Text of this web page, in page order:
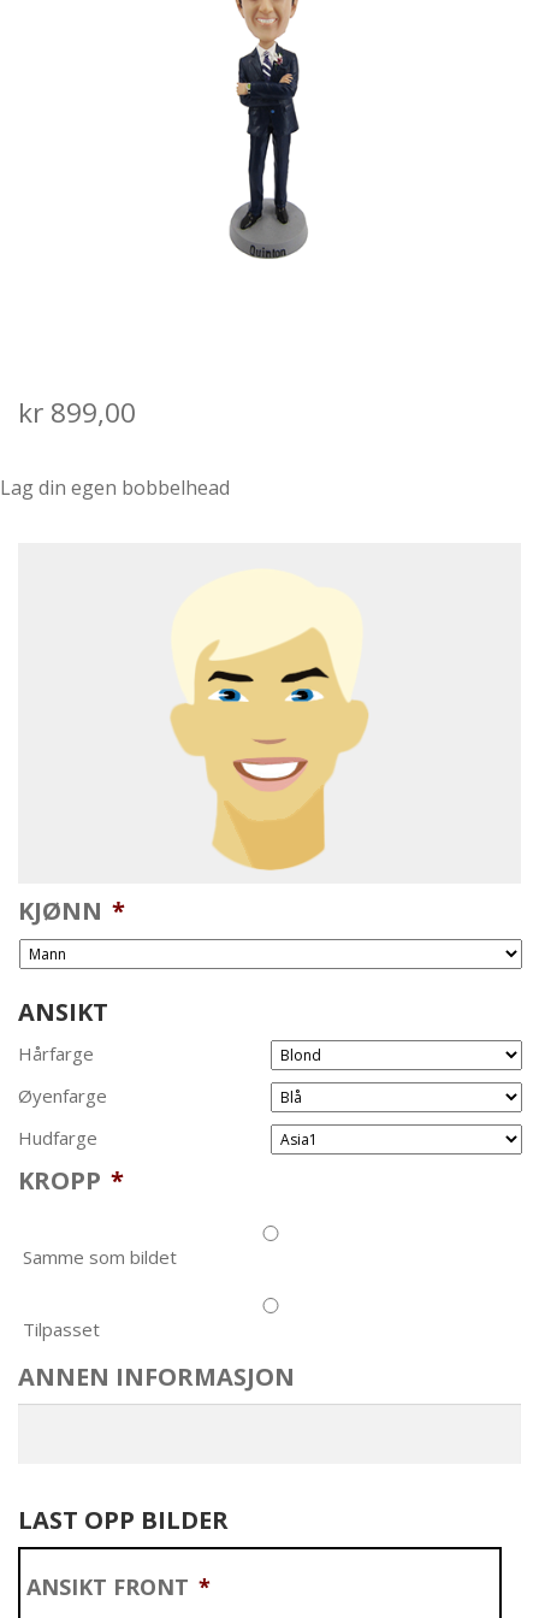
SALGS- OG LEVERINGSVILKÅR
kr 899,00
Lag din egen bobbelhead
KJØNN *
ANSIKT
Hårfarge
Øyenfarge
Hudfarge
KROPP *
Samme som bildet
Tilpasset
ANNEN INFORMASJON
LAST OPP BILDER
ANSIKT FRONT *